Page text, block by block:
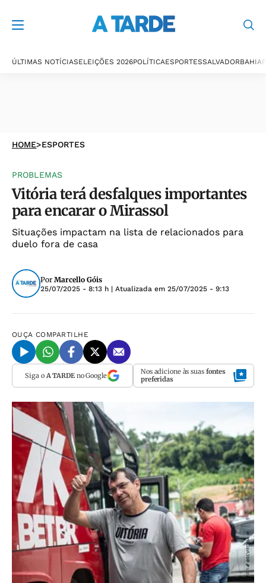
ÚLTIMAS NOTÍCIASELEIÇÕES 2026POLÍTICAESPORTESSALVADORBAHIA
HOME>ESPORTES
PROBLEMAS
Vitória terá desfalques importantes
para encarar o Mirassol
Situações impactam na lista de relacionados para
duelo fora de casa
Por Marcello Góis
25/07/2025 - 8:13 h | Atualizada em 25/07/2025 - 9:13
OUÇA COMPARTILHE
Siga o A TARDEno Google Nos adicione às suas fontes
preferidas